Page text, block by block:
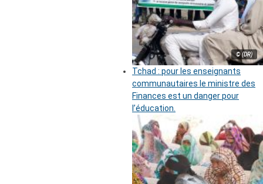
© (DR)
Tchad : pour les enseignants
communautaires le ministre des
Finances est un danger pour
l’éducation.